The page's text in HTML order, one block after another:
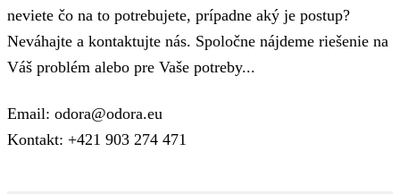
neviete čo na to potrebujete, prípadne aký je postup?
Neváhajte a kontaktujte nás. Spoločne nájdeme riešenie na
Váš problém alebo pre Vaše potreby...
Email: odora@odora.eu
Kontakt: +421 903 274 471